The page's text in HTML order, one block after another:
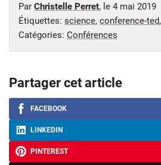
Par Christelle Perret, le 4 mai 2019
Étiquettes: science, conference-ted,
Catégories: Conférences
Partager cet article
FACEBOOK
LINKEDIN
PINTEREST